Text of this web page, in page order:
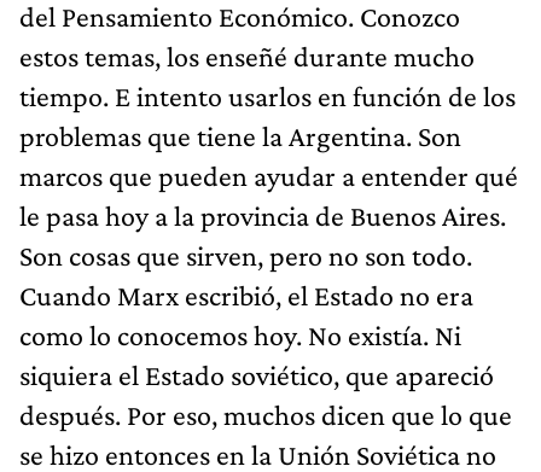
del Pensamiento Económico. Conozco
estos temas, los enseñé durante mucho
tiempo. E intento usarlos en función de los
problemas que tiene la Argentina. Son
marcos que pueden ayudar a entender qué
le pasa hoy a la provincia de Buenos Aires.
Son cosas que sirven, pero no son todo.
Cuando Marx escribió, el Estado no era
como lo conocemos hoy. No existía. Ni
siquiera el Estado soviético, que apareció
después. Por eso, muchos dicen que lo que
se hizo entonces en la Unión Soviética no